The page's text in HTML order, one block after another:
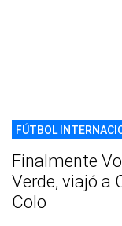
FÚTBOL
Finalmente
Verde, viajó a
Colo